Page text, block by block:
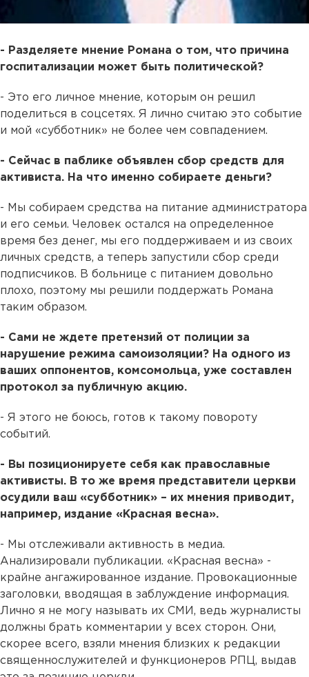
- Разделяете мнение Романа о том, что причина
госпитализации может быть политической?
- Это его личное мнение, которым он решил
поделиться в соцсетях. Я лично считаю это событие
и мой «субботник» не более чем совпадением.
- Сейчас в паблике объявлен сбор средств для
активиста. На что именно собираете деньги?
- Мы собираем средства на питание администратора
и его семьи. Человек остался на определенное
время без денег, мы его поддерживаем и из своих
личных средств, а теперь запустили сбор среди
подписчиков. В больнице с питанием довольно
плохо, поэтому мы решили поддержать Романа
таким образом.
- Сами не ждете претензий от полиции за
нарушение режима самоизоляции? На одного из
ваших оппонентов, комсомольца, уже составлен
протокол за публичную акцию.
- Я этого не боюсь, готов к такому повороту
событий.
- Вы позиционируете себя как православные
активисты. В то же время представители церкви
осудили ваш «субботник» – их мнения приводит,
например, издание «Красная весна».
- Мы отслеживали активность в медиа.
Анализировали публикации. «Красная весна» -
крайне ангажированное издание. Провокационные
заголовки, вводящая в заблуждение информация.
Лично я не могу называть их СМИ, ведь журналисты
должны брать комментарии у всех сторон. Они,
скорее всего, взяли мнения близких к редакции
священнослужителей и функционеров РПЦ, выдав